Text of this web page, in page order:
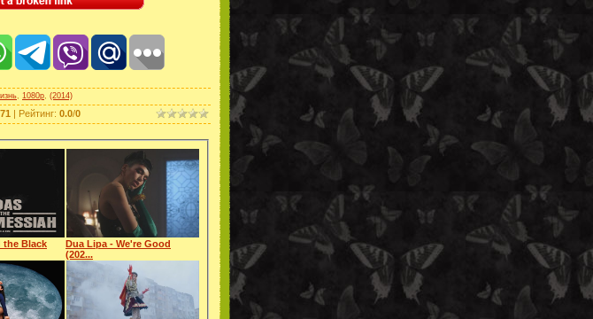
1080p (2014)
71 | Рейтинг: 0.0/0
the Black
Dua Lipa - We're Good
(202...